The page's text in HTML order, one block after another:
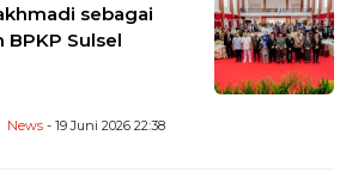
sebagai
BPKP Sulsel
News - 19 Juni 2026 22:38